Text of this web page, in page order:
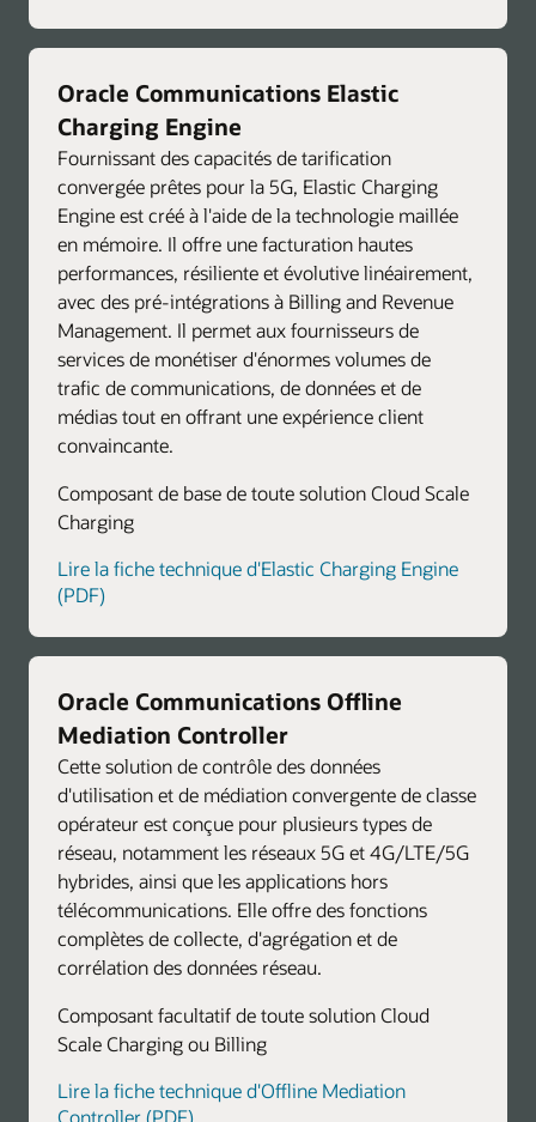
Oracle Communications Elastic
Charging Engine
Fournissant des capacités de tarification
convergée prêtes pour la 5G, Elastic Charging
Engine est créé à l'aide de la technologie maillée
en mémoire. Il offre une facturation hautes
performances, résiliente et évolutive linéairement,
avec des pré-intégrations à Billing and Revenue
Management. Il permet aux fournisseurs de
services de monétiser d'énormes volumes de
trafic de communications, de données et de
médias tout en offrant une expérience client
convaincante.
Composant de base de toute solution Cloud Scale
Charging
Lire la fiche technique d'Elastic Charging Engine
(PDF)
Oracle Communications Offline
Mediation Controller
Cette solution de contrôle des données
d'utilisation et de médiation convergente de classe
opérateur est conçue pour plusieurs types de
réseau, notamment les réseaux 5G et 4G/LTE/5G
hybrides, ainsi que les applications hors
télécommunications. Elle offre des fonctions
complètes de collecte, d'agrégation et de
corrélation des données réseau.
Composant facultatif de toute solution Cloud
Scale Charging ou Billing
Lire la fiche technique d'Offline Mediation
Controller (PDF)